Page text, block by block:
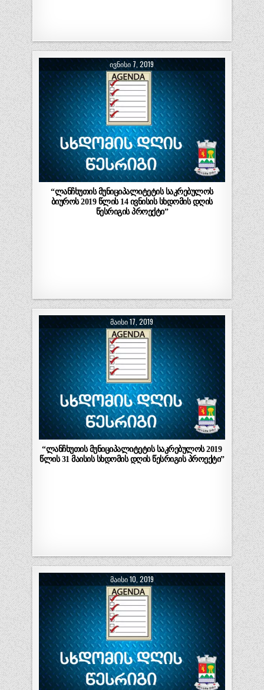
ᲘᲕᲜᲘᲡᲘ 7, 2019
“ლანჩხუთის მუნიციპალიტეტის საკრებულოს
ბიუროს 2019 წლის 14 ივნისის სხდომის დღის
წესრიგის პროექტი”
ᲛᲐᲘᲡᲘ 17, 2019
“ლანჩხუთის მუნიციპალიტეტის საკრებულოს 2019
წლის 31 მაისის სხდომის დღის წესრიგის პროექტი”
ᲛᲐᲘᲡᲘ 10, 2019